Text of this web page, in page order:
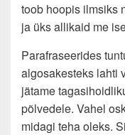
toob hoopis ilmsiks
ja üks allikaid me
Parafraseerides
algosakesteks lahti
jätame
põlvedele. Vahel
midagi teha oleks.